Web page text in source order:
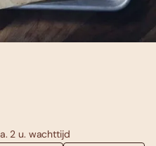
2 u. wachttijd